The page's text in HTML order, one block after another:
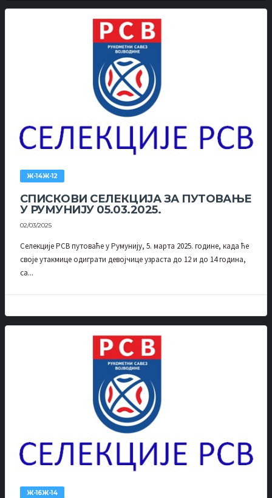
Ж-14Ж-12
СПИСКОВИ СЕЛЕКЦИЈА ЗА ПУТОВАЊЕ
У РУМУНИЈУ 05.03.2025.
02/03/2025
Селекције РСВ путоваће у Румунију, 5. марта 2025. године, када ће
своје утакмице одиграти девојчице узраста до 12 и до 14 година,
са...
Ж-16Ж-14